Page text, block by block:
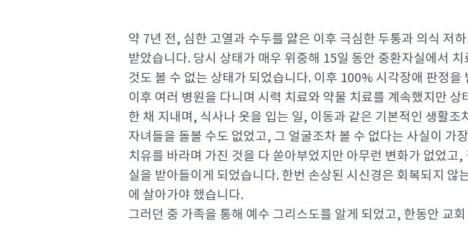
약 7년 전, 심한 고열과 수두를 앓은 이후 극심한 두통과 의식 저
받았습니다. 당시 상태가 매우 위중해 15일 동안 중환자실에서
것도 볼 수 없는 상태가 되었습니다. 이후 100% 시각장애 판정을
이후 여러 병원을 다니며 시력 치료와 약물 치료를 계속했지만
한 채 지내며, 식사나 옷을 입는 일, 이동과 같은 기본적인 생활
자녀들을 돌볼 수도 없었고, 그 얼굴조차 볼 수 없다는 사실이 가
치유를 바라며 가진 것을 다 쏟아부었지만 아무런 변화가 없었
실을 받아들이게 되었습니다. 한번 손상된 시신경은 회복되지
에 살아가야 했습니다.
그러던 중 가족을 통해 예수 그리스도를 알게 되었고, 한동안 교